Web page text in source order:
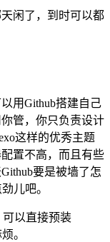
闲了，到时可以都
用Github搭建自己
管，你只负责设计
这样的优秀主题
置不高，而且有些
要是被墙了怎
儿吧。
可以直接预装
。